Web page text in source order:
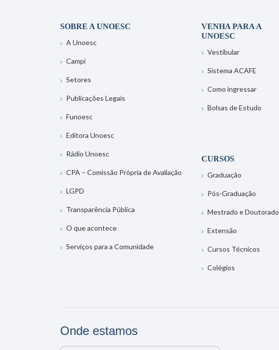
SOBRE A UNOESC
A Unoesc
Campi
Setores
Publicações Legais
Funoesc
Editora Unoesc
Rádio Unoesc
CPA – Comissão Própria de Avaliação
LGPD
Transparência Pública
O que acontece
Serviços para a Comunidade
VENHA PARA A
UNOESC
Vestibular
Sistema ACAFE
Como ingressar
Bolsas de Estudo
CURSOS
Graduação
Pós-Graduação
Mestrado e Doutorado
Extensão
Cursos Técnicos
Colégios
Onde estamos